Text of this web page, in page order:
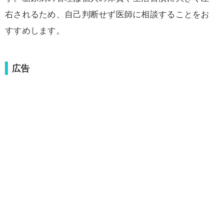
右されるため、自己判断せず医師に相談することをお
すすめします。
広告